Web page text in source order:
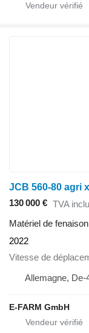
JCB 560-80 agri
130 000 € TVA
Matériel de
2022
Vitesse de
Allemagne, De-
E-FARM GmbH